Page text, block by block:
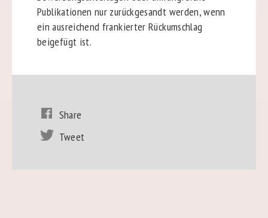
Publikationen nur zurückgesandt werden, wenn
ein ausreichend frankierter Rückumschlag
beigefügt ist.
Share
Tweet